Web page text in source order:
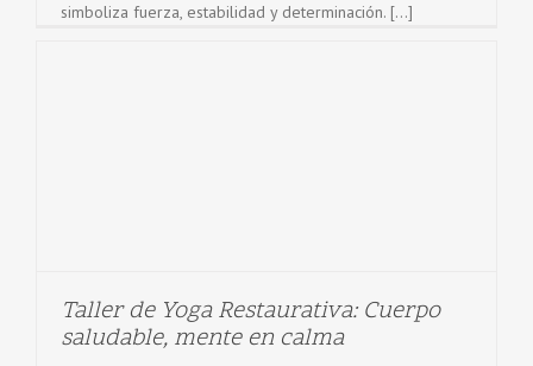
simboliza fuerza, estabilidad y determinación. [...]
Taller de Yoga Restaurativa: Cuerpo
saludable, mente en calma